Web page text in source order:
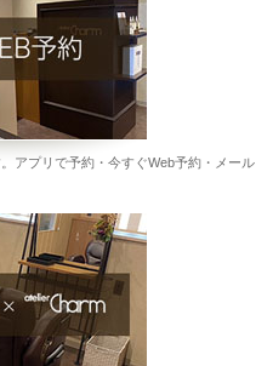
アプリで予約・今すぐWeb予約・メール